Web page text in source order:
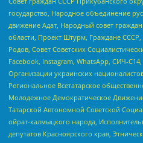
государство, Народное объединение
движение Адат, Народный совет
области, Проект Штурм, Граждане
Родов, Совет Советских
Facebook, Instagram, WhatsApp, СИЧ-
Организации украинских
Региональное Всетатарское
Молодежное Демократическое
Татарской Автономной Советской
ойрат-калмыцкого народа,
депутатов Красноярского края,